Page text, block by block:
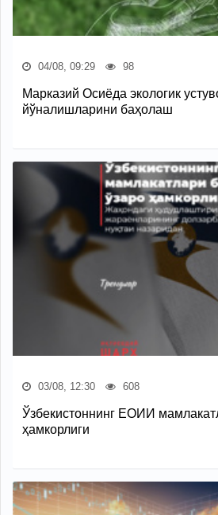
04/08, 09:29 98
Марказий Осиёда экологик
йўналишларини баҳолаш
03/08, 12:30 608
Ўзбекистоннинг ЕОИИ
ҳамкорлиги